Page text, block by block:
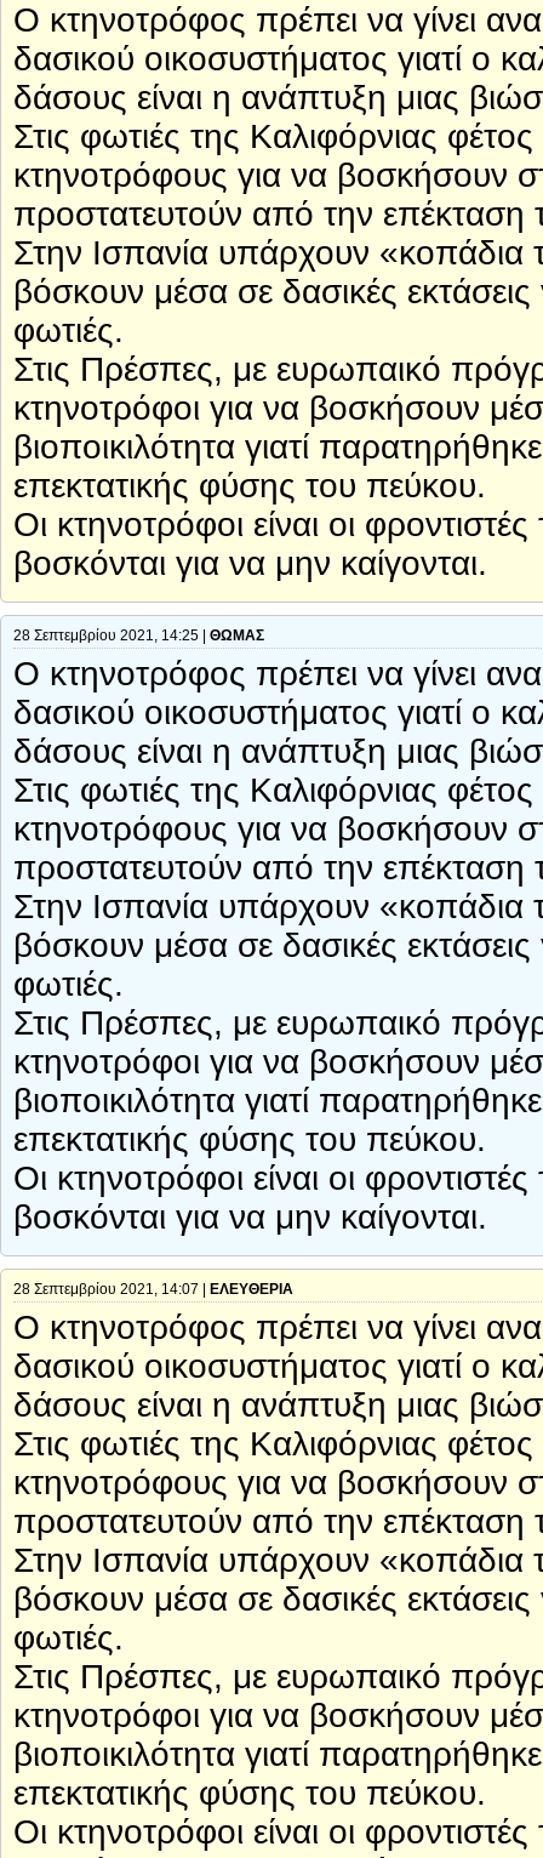
Ο κτηνοτρόφος πρέπει να γίνει
δασικού οικοσυστήματος γιατί ο
δάσους είναι η ανάπτυξη μιας
Στις φωτιές της Καλιφόρνιας
κτηνοτρόφους για να βοσκήσουν
προστατευτούν από την επέκταση
Στην Ισπανία υπάρχουν
βόσκουν μέσα σε δασικές
φωτιές.
Στις Πρέσπες, με ευρωπαικό
κτηνοτρόφοι για να βοσκήσουν
βιοποικιλότητα γιατί
επεκτατικής φύσης του πεύκου.
Οι κτηνοτρόφοι είναι οι
βοσκόνται για να μην καίγονται.
28 Σεπτεμβρίου 2021, 14:25 | ΘΩΜΑΣ
Ο κτηνοτρόφος πρέπει να γίνει
δασικού οικοσυστήματος γιατί ο
δάσους είναι η ανάπτυξη μιας
Στις φωτιές της Καλιφόρνιας
κτηνοτρόφους για να βοσκήσουν
προστατευτούν από την επέκταση
Στην Ισπανία υπάρχουν
βόσκουν μέσα σε δασικές
φωτιές.
Στις Πρέσπες, με ευρωπαικό
κτηνοτρόφοι για να βοσκήσουν
βιοποικιλότητα γιατί
επεκτατικής φύσης του πεύκου.
Οι κτηνοτρόφοι είναι οι
βοσκόνται για να μην καίγονται.
28 Σεπτεμβρίου 2021, 14:07 | ΕΛΕΥΘΕΡΙΑ
Ο κτηνοτρόφος πρέπει να γίνει
δασικού οικοσυστήματος γιατί ο
δάσους είναι η ανάπτυξη μιας
Στις φωτιές της Καλιφόρνιας
κτηνοτρόφους για να βοσκήσουν
προστατευτούν από την επέκταση
Στην Ισπανία υπάρχουν
βόσκουν μέσα σε δασικές
φωτιές.
Στις Πρέσπες, με ευρωπαικό
κτηνοτρόφοι για να βοσκήσουν
βιοποικιλότητα γιατί
επεκτατικής φύσης του πεύκου.
Οι κτηνοτρόφοι είναι οι